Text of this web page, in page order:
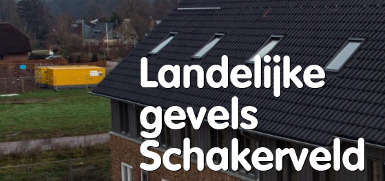
Landelijke
gevels
Schakerveld